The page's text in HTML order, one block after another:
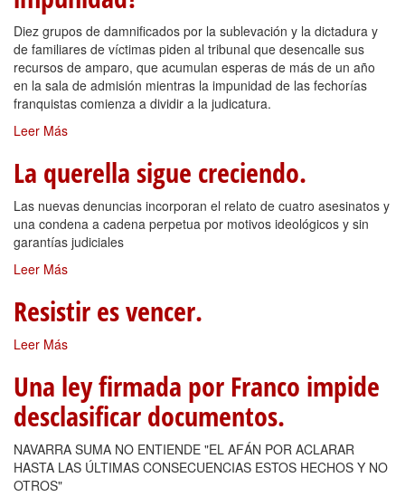
Diez grupos de damnificados por la sublevación y la dictadura y
de familiares de víctimas piden al tribunal que desencalle sus
recursos de amparo, que acumulan esperas de más de un año
en la sala de admisión mientras la impunidad de las fechorías
franquistas comienza a dividir a la judicatura.
Leer Más
La querella sigue creciendo.
Las nuevas denuncias incorporan el relato de cuatro asesinatos y
una condena a cadena perpetua por motivos ideológicos y sin
garantías judiciales
Leer Más
Resistir es vencer.
Leer Más
Una ley firmada por Franco impide
desclasificar documentos.
NAVARRA SUMA NO ENTIENDE "EL AFÁN POR ACLARAR
HASTA LAS ÚLTIMAS CONSECUENCIAS ESTOS HECHOS Y NO
OTROS"